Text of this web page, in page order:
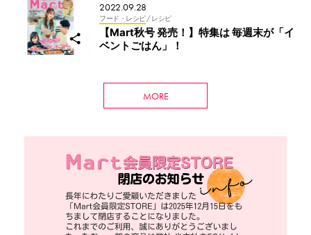
2022.09.28
フード・レシピ/ レシピ
【Mart秋号 発売！】特集は 毎週末が「イ
ベントごはん」！
MORE